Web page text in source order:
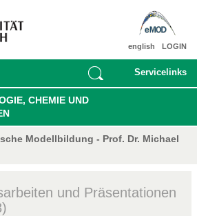
LOGIN
english
Servicelinks
CHEMIE UND
Modellbildung - Prof. Dr. Michael
und Präsentationen